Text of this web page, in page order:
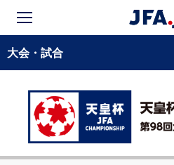
大会・試合